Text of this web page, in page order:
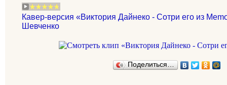
Кавер-версия «Виктория Дайнеко - Сотри его из
Шевченко
Поделиться…